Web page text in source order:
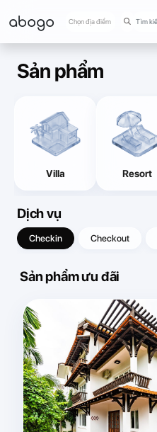
abogo Chọn địa điểm
Sản phẩm
Villa Resort
Dịch vụ
Checkin Checkout
Sản phẩm ưu đãi